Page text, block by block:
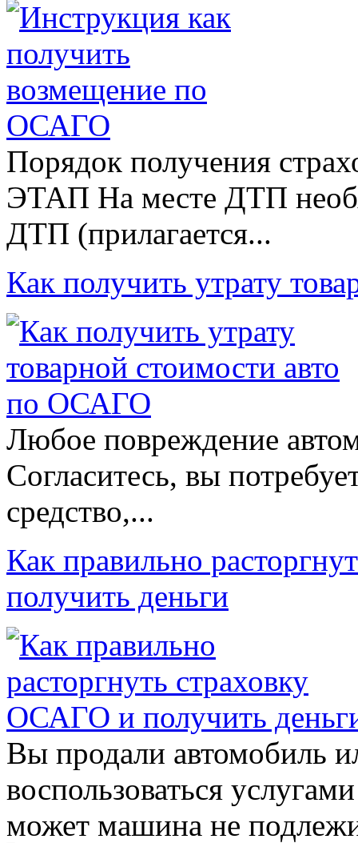
Порядок получения
ЭТАП На месте ДТП
ДТП (прилагается...
Как получить утрату
Любое повреждение
Согласитесь, вы
средство,...
Как правильно
получить деньги
Вы продали автомобиль
воспользоваться
может машина не